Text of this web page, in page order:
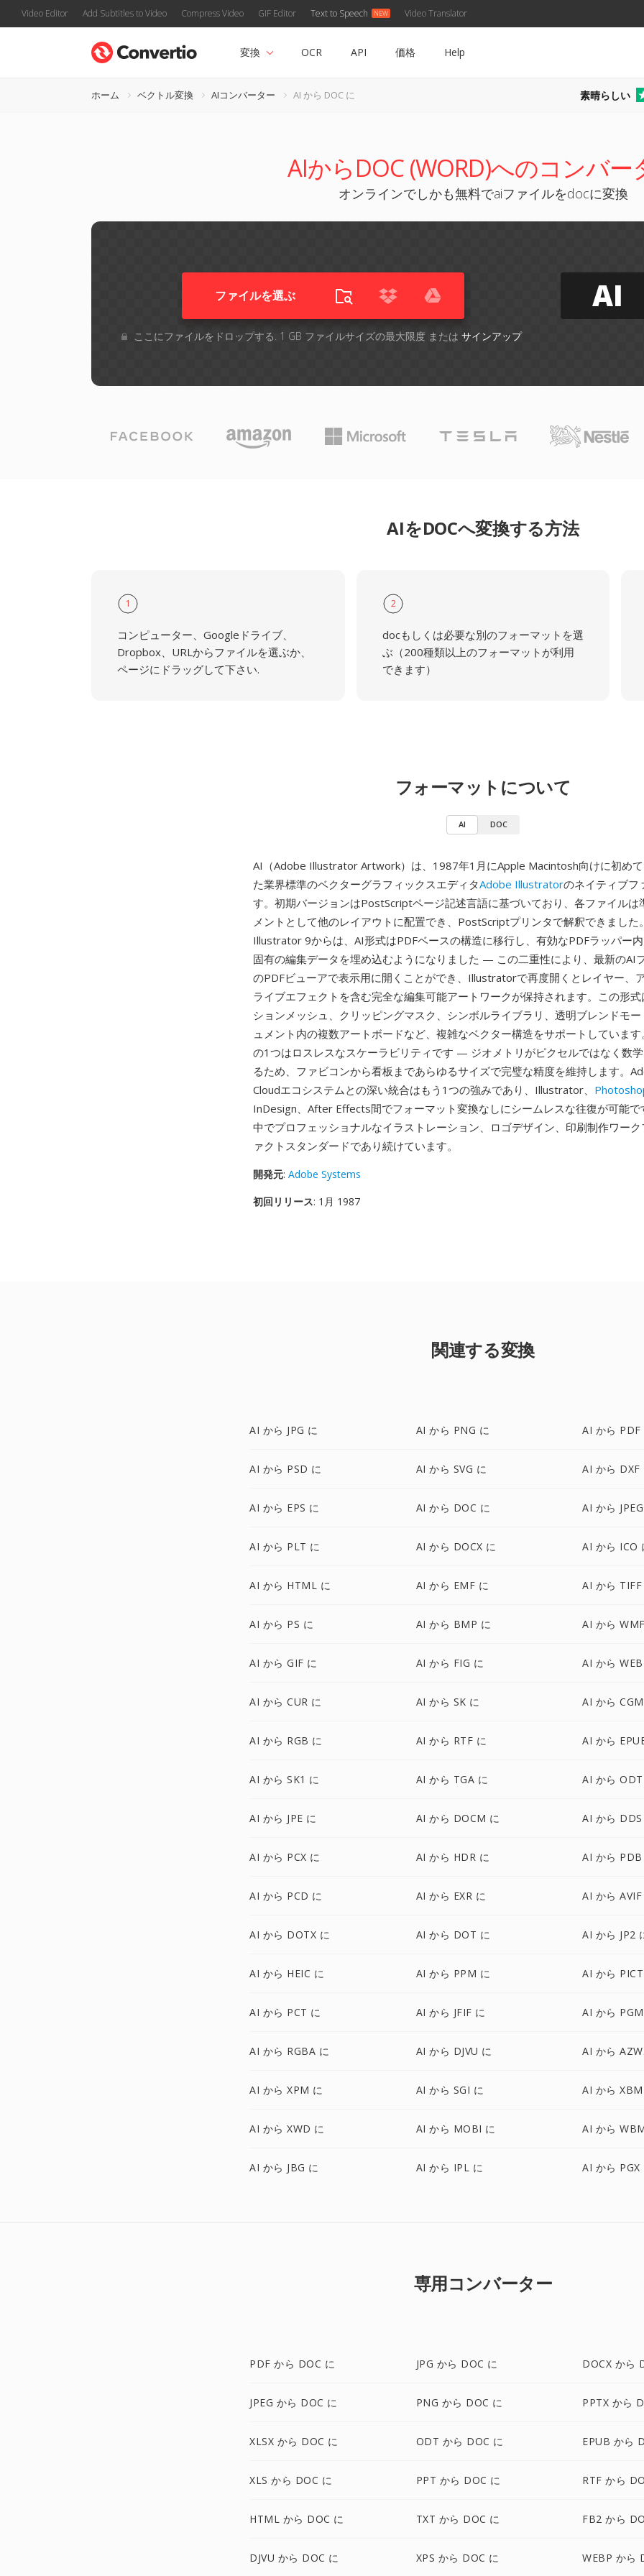
Video Editor Add Subtitles to Video Compress Video GIF Editor Text to Speech Video Translator
変換 OCR API 価格 Help
ホーム ベクトル変換 AIコンバーター AI から DOC に 素晴らしい
AIからDOC (WORD)へのコンバー
オンラインでしかも無料でaiファイルをdocに変換
ファイルを選ぶ
ここにファイルをドロップする. 1 GB ファイルサイズの最大限度 または サインアップ
AI
AIをDOCへ変換する方法
1
コンピューター、Googleドライブ、
Dropbox、URLからファイルを選ぶか、
ページにドラッグして下さい.
2
docもしくは必要な別のフォーマットを選
ぶ（200種類以上のフォーマットが利用
できます）
フォーマットについて
AI DOC
AI（Adobe Illustrator Artwork）は、1987年1月にApple Macintosh向けに初め
た業界標準のベクターグラフィックスエディタAdobe Illustratorのネイティブフ
す。初期バージョンはPostScriptページ記述言語に基づいており、各ファイルは
メントとして他のレイアウトに配置でき、PostScriptプリンタで解釈できまし
Illustrator 9からは、AI形式はPDFベースの構造に移行し、有効なPDFラッパー
固有の編集データを埋め込むようになりました — この二重性により、最新のAI
のPDFビューアで表示用に開くことができ、Illustratorで再度開くとレイヤー、ア
ライブエフェクトを含む完全な編集可能アートワークが保持されます。この形
ションメッシュ、クリッピングマスク、シンボルライブラリ、透明ブレンドモ
ュメント内の複数アートボードなど、複雑なベクター構造をサポートしていま
の1つはロスレスなスケーラビリティです — ジオメトリがピクセルではなく数
るため、ファビコンから看板まであらゆるサイズで完璧な精度を維持します。
Cloudエコシステムとの深い統合はもう1つの強みであり、Illustrator、
InDesign、After Effects間でフォーマット変換なしにシームレスな往復が可能で
中でプロフェッショナルなイラストレーション、ロゴデザイン、印刷制作ワーク
ァクトスタンダードであり続けています。
開発元: Adobe Systems
初回リリース: 1月 1987
関連する変換
AI から JPG に AI から PNG に AI から PDF
AI から PSD に AI から SVG に AI から DXF
AI から EPS に AI から DOC に AI から
AI から PLT に AI から DOCX に AI から ICO
AI から HTML に AI から EMF に AI から TIFF
AI から PS に AI から BMP に AI から
AI から GIF に AI から FIG に AI から
AI から CUR に AI から SK に AI から
AI から RGB に AI から RTF に AI から
AI から SK1 に AI から TGA に AI から
AI から JPE に AI から DOCM に AI から DDS
AI から PCX に AI から HDR に AI から PDB
AI から PCD に AI から EXR に AI から AVIF
AI から DOTX に AI から DOT に AI から JP2
AI から HEIC に AI から PPM に AI から
AI から PCT に AI から JFIF に AI から
AI から RGBA に AI から DJVU に AI から
AI から XPM に AI から SGI に AI から
AI から XWD に AI から MOBI に AI から
AI から JBG に AI から IPL に AI から PGX
専用コンバーター
PDF から DOC に JPG から DOC に DOCX から
JPEG から DOC に PNG から DOC に PPTX から
XLSX から DOC に ODT から DOC に EPUB から
XLS から DOC に PPT から DOC に RTF から
HTML から DOC に TXT から DOC に FB2 から
DJVU から DOC に XPS から DOC に WEBP から